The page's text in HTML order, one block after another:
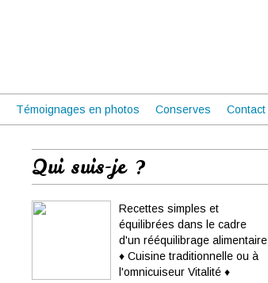
Témoignages en photos Conserves Contact
Qui suis-je ?
Recettes simples et
équilibrées dans le cadre
d'un rééquilibrage alimentaire
♦ Cuisine traditionnelle ou à
l'omnicuiseur Vitalité ♦